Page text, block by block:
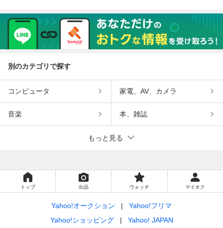
別のカテゴリで探す
コンピュータ 家電、AV、カメラ
音楽 本、雑誌
もっと見る
トップ 出品 ウォッチ マイオク
Yahoo!オークション
Yahoo!フリマ
Yahoo!ショッピング
Yahoo! JAPAN